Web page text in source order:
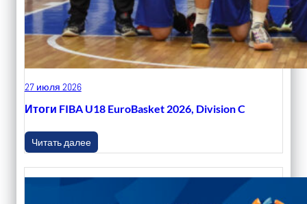
27 июля 2026
Итоги FIBA U18 EuroBasket 2026, Division C
Читать далее